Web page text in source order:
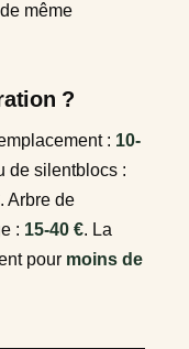
même
?
: 10-
de silentblocs :
. Arbre de
: 15-40 €. La
pour moins de